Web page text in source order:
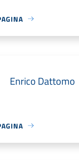
Enrico Dattomo